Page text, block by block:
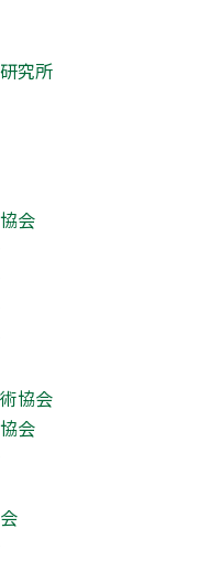
究所
会
協会
会